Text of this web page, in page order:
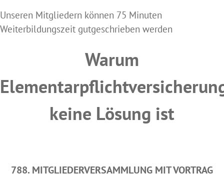
Unseren Mitgliedern können 75 Minuten
Weiterbildungszeit gutgeschrieben werden
Warum
keine Lösung ist
788. MITGLIEDERVERSAMMLUNG MIT VORTRAG